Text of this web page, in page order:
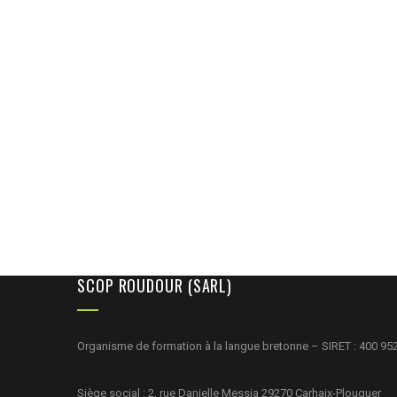
SCOP ROUDOUR (SARL)
Organisme de formation à la langue bretonne – SIRET : 400
Siège social : 2, rue Danielle Messia 29270 Carhaix-Plouguer